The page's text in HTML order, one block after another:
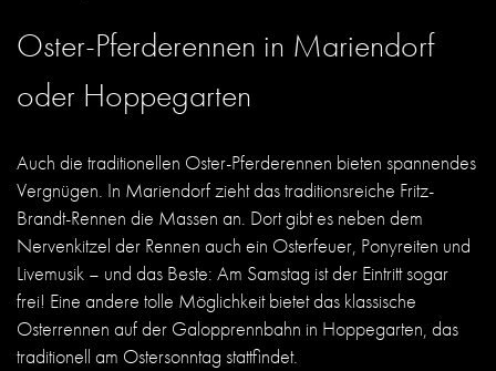
Oster-Pferderennen in Mariendorf
oder Hoppegarten
Auch die traditionellen Oster-Pferderennen bieten spannendes
Vergnügen. In Mariendorf zieht das traditionsreiche Fritz-
Brandt-Rennen die Massen an. Dort gibt es neben dem
Nervenkitzel der Rennen auch ein Osterfeuer, Ponyreiten und
Livemusik – und das Beste: Am Samstag ist der Eintritt sogar
frei! Eine andere tolle Möglichkeit bietet das klassische
Osterrennen auf der Galopprennbahn in Hoppegarten, das
traditionell am Ostersonntag stattfindet.